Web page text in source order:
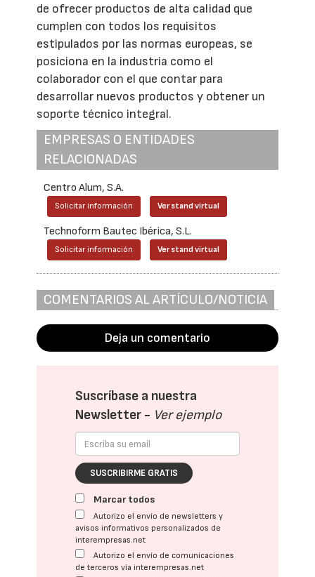
de ofrecer productos de alta calidad que
cumplen con todos los requisitos
estipulados por las normas europeas, se
posiciona en la industria como el
colaborador con el que contar para
desarrollar nuevos productos y obtener un
soporte técnico integral.
EMPRESAS O ENTIDADES
RELACIONADAS
Centro Alum, S.A.
Solicitar información Ver stand virtual
Technoform Bautec Ibérica, S.L.
Solicitar información Ver stand virtual
COMENTARIOS AL ARTÍCULO/NOTICIA
Deja un comentario
Suscríbase a nuestra
Newsletter - Ver ejemplo
SUSCRIBIRME GRATIS
Marcar todos
Autorizo el envío de newsletters y
avisos informativos personalizados de
interempresas.net
Autorizo el envío de comunicaciones
de terceros vía interempresas.net